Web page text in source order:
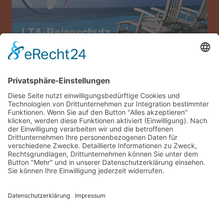
Allianz Travel Reiseversicherung (nur für
Österreich)
Impressum Datenschutz AGB Sitemap
© 2026 sonneninsel-albarella.com